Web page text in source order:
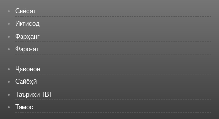
Сиёсат
Иқтисод
Фарҳанг
Фароғат
Ҷавонон
Сайёҳӣ
Таърихи ТВТ
Тамос